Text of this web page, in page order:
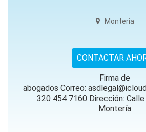
Montería
CONTACTAR
Firma de
abogados Correo:
320 454 7160 Dirección:
Montería